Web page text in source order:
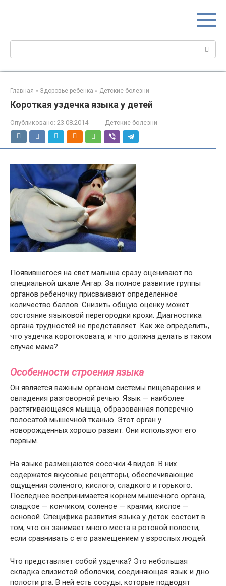
Поиск:
Главная » Здоровье ребенка » Детские болезни
Короткая уздечка языка у детей
Опубликовано: 23.08.2014 Детские болезни
Появившегося на свет малыша сразу оценивают по
специальной шкале Ангар. За полное развитие группы
органов ребеночку присваивают определенное
количество баллов. Снизить общую оценку может
состояние языковой перегородки крохи. Диагностика
органа трудностей не представляет. Как же определить,
что уздечка коротоковата, и что должна делать в таком
случае мама?
Особенности строения языка
Он является важным органом системы пищеварения и
овладения разговорной речью. Язык — наиболее
растягивающаяся мышца, образованная поперечно
полосатой мышечной тканью. Этот орган у
новорожденных хорошо развит. Они используют его
первым.
На языке размещаются сосочки 4 видов. В них
содержатся вкусовые рецепторы, обеспечивающие
ощущения соленого, кислого, сладкого и горького.
Последнее воспринимается корнем мышечного органа,
сладкое — кончиком, соленое — краями, кислое —
основой. Специфика развития языка у деток состоит в
том, что он занимает много места в ротовой полости,
если сравнивать с его размещением у взрослых людей.
Что представляет собой уздечка? Это небольшая
складка слизистой оболочки, соединяющая язык и дно
полости рта. В ней есть сосуды, которые подводят